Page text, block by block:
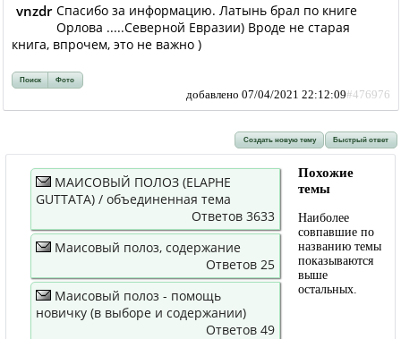
vnzdr Спасибо за информацию. Латынь брал по книге
Орлова .....Северной Евразии) Вроде не старая
книга, впрочем, это не важно )
Поиск Фото
добавлено 07/04/2021 22:12:09#476976
Создать новую тему Быстрый ответ
МАИСОВЫЙ ПОЛОЗ (ELAPHE
GUTTATA) / объединенная тема
Ответов 3633
Маисовый полоз, содержание
Ответов 25
Маисовый полоз - помощь
новичку (в выборе и содержании)
Ответов 49
Похожие
темы
Наиболее
совпавшие по
названию темы
показываются
выше
остальных.